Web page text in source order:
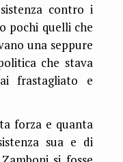
contro i
pochi quelli che
una seppure
che stava
frastagliato e
forza e quanta
sua e di